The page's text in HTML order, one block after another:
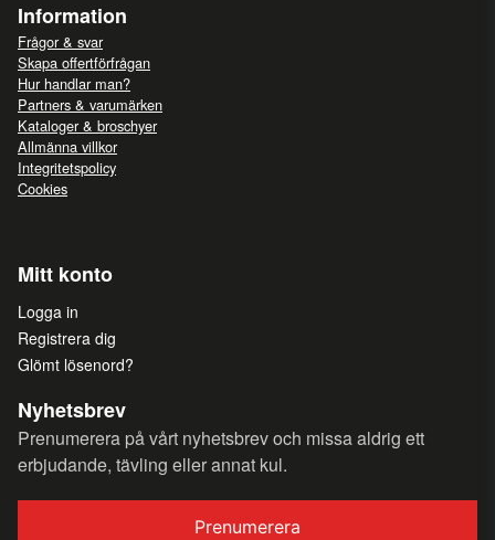
Information
Frågor & svar
Skapa offertförfrågan
Hur handlar man?
Partners & varumärken
Kataloger & broschyer
Allmänna villkor
Integritetspolicy
Cookies
Mitt konto
Logga in
Registrera dig
Glömt lösenord?
Nyhetsbrev
Prenumerera på vårt nyhetsbrev och missa aldrig ett
erbjudande, tävling eller annat kul.
Prenumerera